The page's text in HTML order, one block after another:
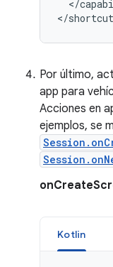
</
Por último,
app para
Acciones en
ejemplos, se
Kotlin